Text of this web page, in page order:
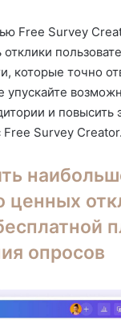
Free Survey
которые точно
упускайте
и повысить
Free Survey Creator.
ценных
опросов